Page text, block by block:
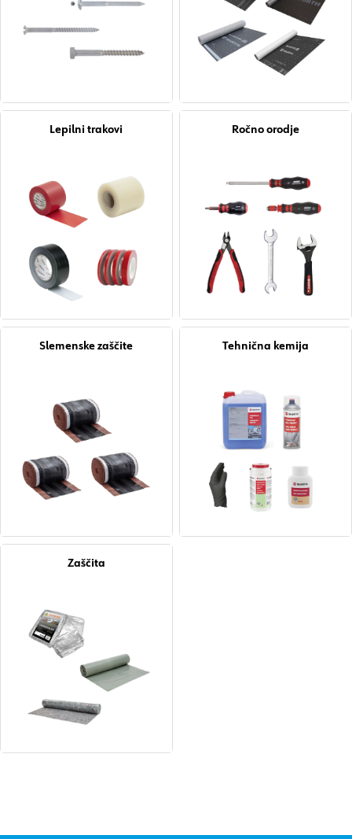
Lepilni trakovi Ročno orodje
Slemenske zaščite Tehnična kemija
Zaščita